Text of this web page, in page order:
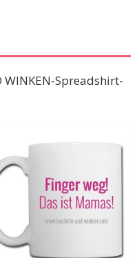
WINKEN-Spreadshirt-